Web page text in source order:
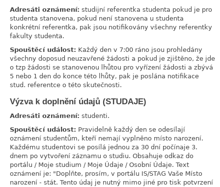
Adresáti oznámení: studijní referentka studenta pokud je pro
studenta stanovena, pokud není stanovena u studenta
konkrétní referentka, pak jsou notifikovány všechny referentky
fakulty studenta.
Spouštěcí událost: Každý den v 7:00 ráno jsou prohledány
všechny doposud neuzavřené žádosti a pokud je zjištěno, že jde
o tzp žádosti se stanovenou lhůtou pro vyřízení žádosti a zbývá
5 nebo 1 den do konce této lhůty, pak je poslána notifikace
stud. referentce o této skutečnosti.
Výzva k doplnění údajů (STUDAJE)
Adresáti oznámení: studenti.
Spouštěcí událost: Pravidelně každý den se odesílají
oznámení studentům, kteří nemají vyplněno místo narození.
Každému studentovi se posílá jednou za 30 dní počínaje 3.
dnem po vytvoření záznamu o studiu. Obsahuje odkaz do
portálu / Moje studium / Moje Údaje / Osobní Údaje. Text
oznámení je: "Doplňte, prosím, v portálu IS/STAG Vaše Místo
narození - stát. Tento údaj je nutný mimo jiné pro tisk potvrzení